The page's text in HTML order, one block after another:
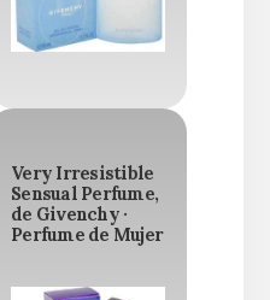
Very Irresistible
Sensual Perfume,
de Givenchy ·
Perfume de Mujer